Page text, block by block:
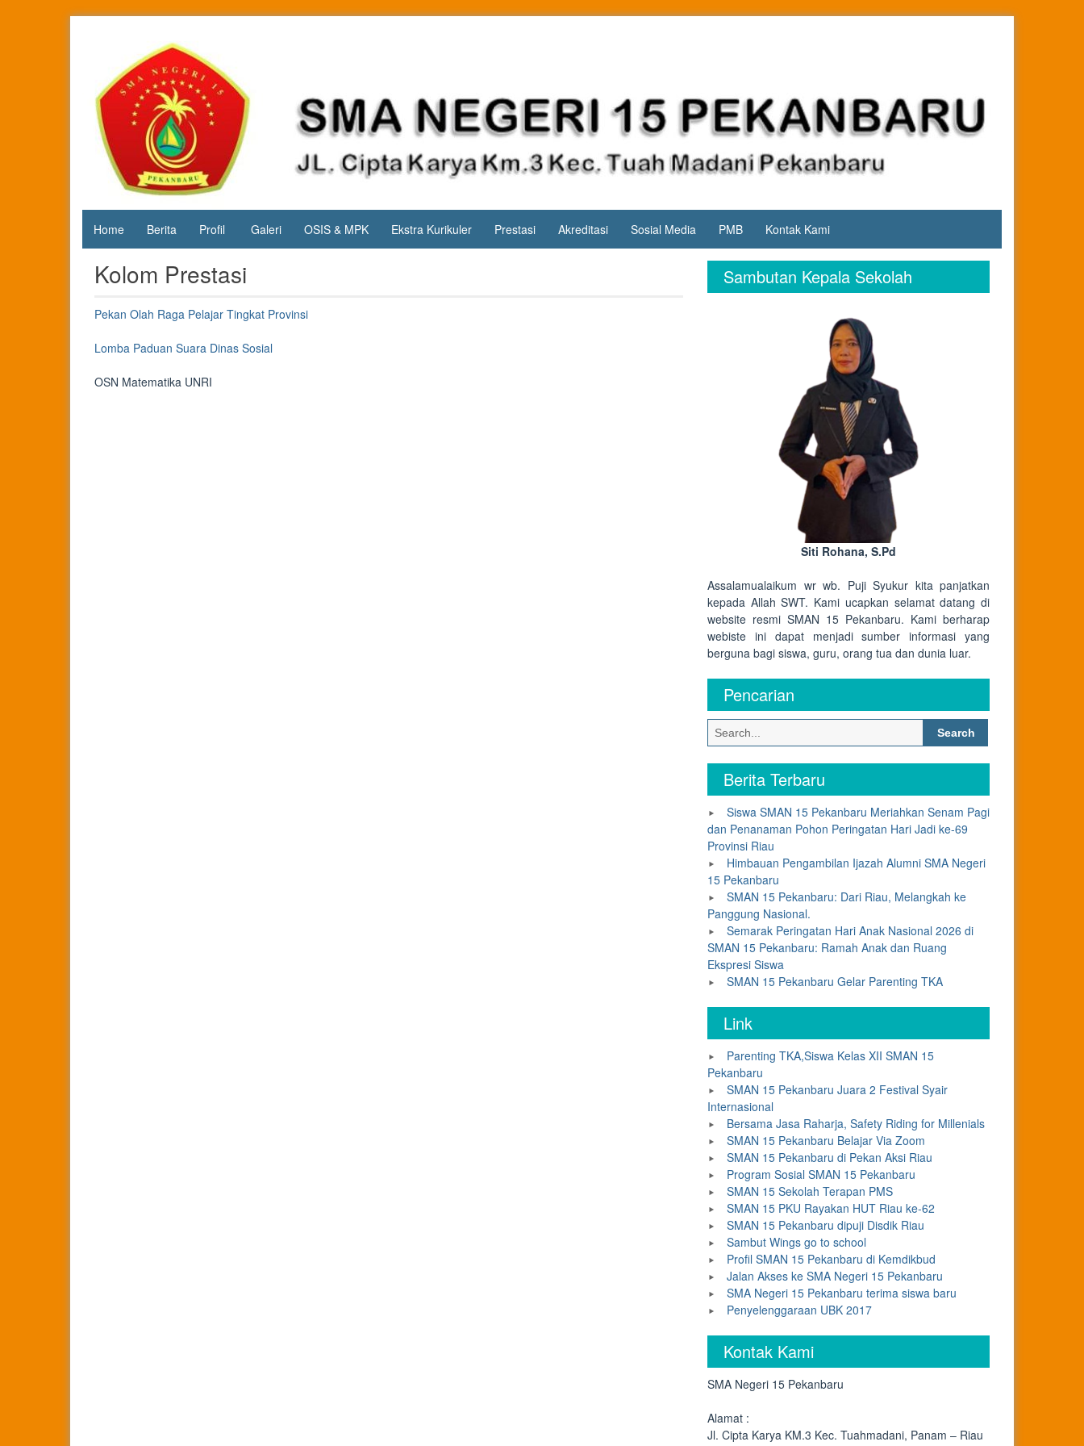
SMA
Negeri 15
Pekanbaru
Jl. Cipta
Karya
KM.3, Kec.
Tuah
Madani,
Kota
Pekanbaru
Home Berita Profil Galeri OSIS & MPK Ekstra Kurikuler Prestasi Akreditasi Sosial Media PMB Kontak Kami
Kolom Prestasi
Pekan Olah Raga Pelajar Tingkat Provinsi
Lomba Paduan Suara Dinas Sosial
OSN Matematika UNRI
Sambutan Kepala Sekolah
Siti Rohana, S.Pd
Assalamualaikum wr wb. Puji Syukur kita panjatkan
kepada Allah SWT. Kami ucapkan selamat datang di
website resmi SMAN 15 Pekanbaru. Kami berharap
webiste ini dapat menjadi sumber informasi yang
berguna bagi siswa, guru, orang tua dan dunia luar.
Pencarian
Search
for:
Berita Terbaru
Siswa SMAN 15 Pekanbaru Meriahkan Senam Pagi
dan Penanaman Pohon Peringatan Hari Jadi ke-69
Provinsi Riau
Himbauan Pengambilan Ijazah Alumni SMA Negeri
15 Pekanbaru
SMAN 15 Pekanbaru: Dari Riau, Melangkah ke
Panggung Nasional.
Semarak Peringatan Hari Anak Nasional 2026 di
SMAN 15 Pekanbaru: Ramah Anak dan Ruang
Ekspresi Siswa
SMAN 15 Pekanbaru Gelar Parenting TKA
Link
Parenting TKA,Siswa Kelas XII SMAN 15
Pekanbaru
SMAN 15 Pekanbaru Juara 2 Festival Syair
Internasional
Bersama Jasa Raharja, Safety Riding for Millenials
SMAN 15 Pekanbaru Belajar Via Zoom
SMAN 15 Pekanbaru di Pekan Aksi Riau
Program Sosial SMAN 15 Pekanbaru
SMAN 15 Sekolah Terapan PMS
SMAN 15 PKU Rayakan HUT Riau ke-62
SMAN 15 Pekanbaru dipuji Disdik Riau
Sambut Wings go to school
Profil SMAN 15 Pekanbaru di Kemdikbud
Jalan Akses ke SMA Negeri 15 Pekanbaru
SMA Negeri 15 Pekanbaru terima siswa baru
Penyelenggaraan UBK 2017
Kontak Kami
SMA Negeri 15 Pekanbaru
Alamat :
Jl. Cipta Karya KM.3 Kec. Tuahmadani, Panam – Riau